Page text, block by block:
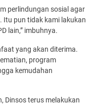
perlindungan sosial agar
Itu pun tidak kami lakukan
lain,” imbuhnya.
yang akan diterima.
program
kemudahan
Dinsos terus melakukan